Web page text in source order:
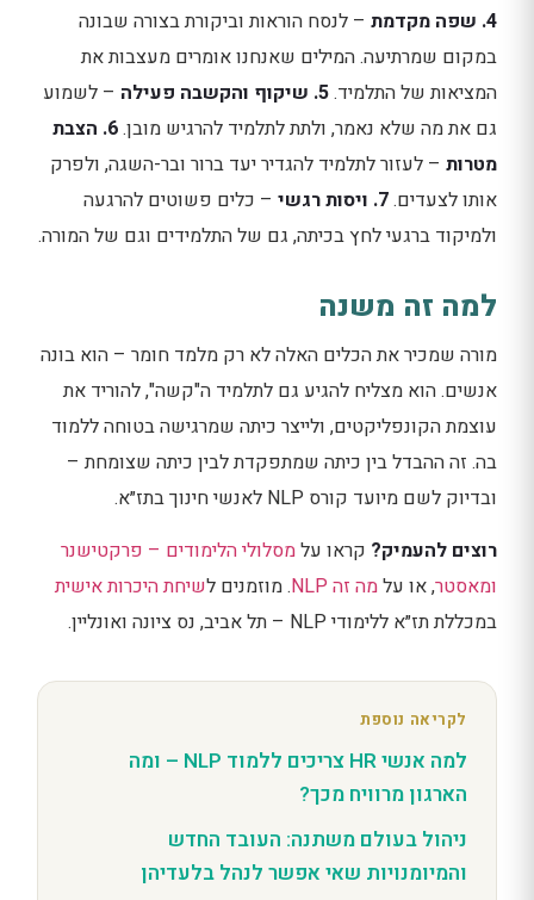
4. שפה מקדמת
– לנסח הוראות וביקורת בצורה שבונה
במקום שמרתיעה. המילים שאנחנו אומרים מעצבות את
המציאות של התלמיד.5. שיקוף והקשבה פעילה
– לשמוע
גם את מה שלא נאמר, ולתת לתלמיד להרגיש מובן. 6. הצבת
מטרות – לעזור לתלמיד להגדיר יעד ברור ובר-השגה, ולפרק
אותו לצעדים.7. ויסות רגשי
– כלים פשוטים להרגעה
ולמיקוד ברגעי לחץ בכיתה, גם של התלמידים וגם של המורה.
למה זה משנה
מורה שמכיר את הכלים האלה לא רק מלמד חומר – הוא בונה
אנשים. הוא מצליח להגיע גם לתלמיד ה"קשה", להוריד את
עוצמת הקונפליקטים, ולייצר כיתה שמרגישה בטוחה ללמוד
בה. זה ההבדל בין כיתה שמתפקדת לבין כיתה שצומחת –
ובדיוק לשם מיועד קורס NLP לאנשי חינוך בתז״א.
רוצים להעמיק? קראו עלמסלולי הלימודים – פרקטישנר
ומאסטר, או עלמה זה NLP . מוזמנים לשיחת היכרות אישית
במכללת תז״א ללימודי NLP – תל אביב, נס ציונה ואונליין.
לקריאה נוספת
למה אנשי HR צריכים ללמוד NLP – ומה
הארגון מרוויח מכך?
ניהול בעולם משתנה: העובד החדש
והמיומנויות שאי אפשר לנהל בלעדיהן